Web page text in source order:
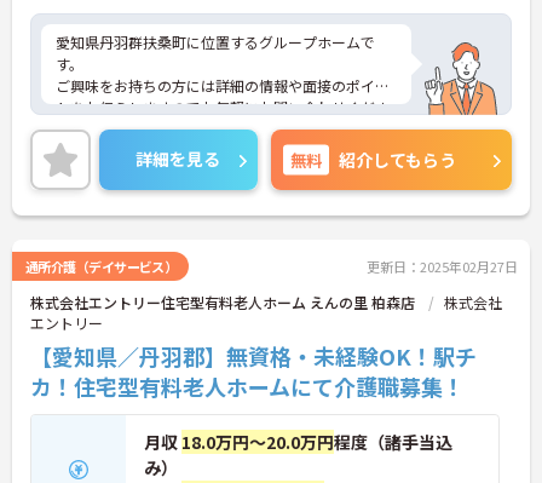
愛知県丹羽群扶桑町に位置するグループホームで
す。
ご興味をお持ちの方には詳細の情報や面接のポイン
トをお伝えしますのでお気軽にお問い合わせくださ
いませ。
詳細を見る 無料 紹介してもらう
通所介護（デイサービス） 更新日：2025年02月27日
株式会社エントリー住宅型有料老人ホーム えんの里 柏森店
株式会社
エントリー
【愛知県／丹羽郡】無資格・未経験OK！駅チ
カ！住宅型有料老人ホームにて介護職募集！
月収 18.0万円～20.0万円程度（諸手当込
み）